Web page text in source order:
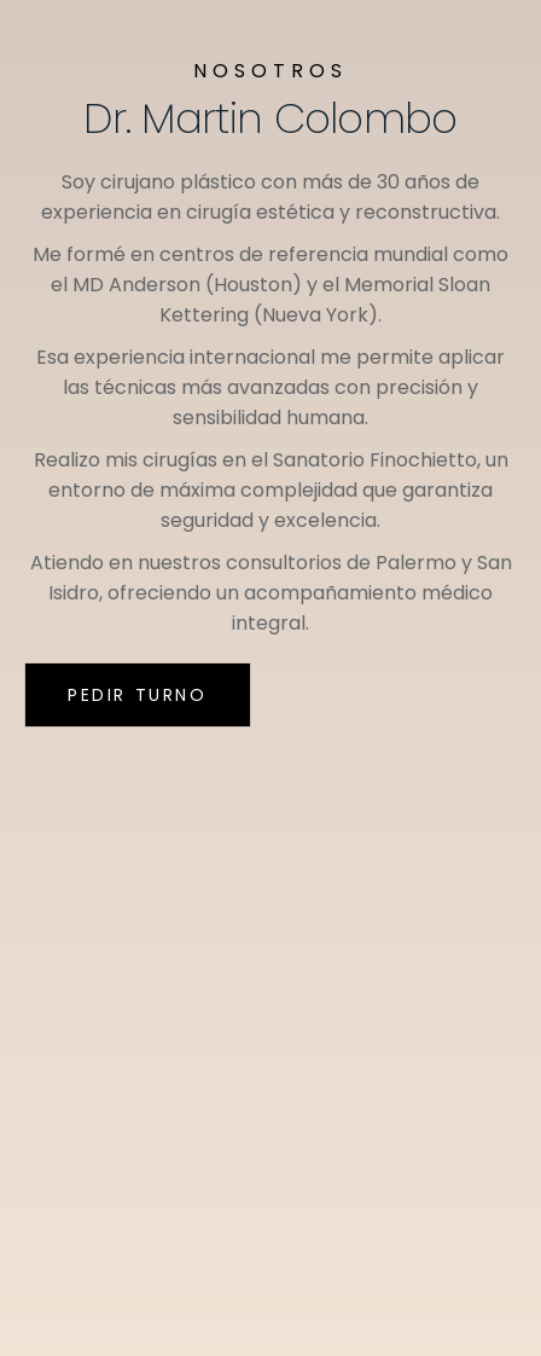
NOSOTROS
Dr. Martin Colombo
Soy cirujano plástico con más de 30 años de
experiencia en cirugía estética y reconstructiva.
Me formé en centros de referencia mundial como
el MD Anderson (Houston) y el Memorial Sloan
Kettering (Nueva York).
Esa experiencia internacional me permite aplicar
las técnicas más avanzadas con precisión y
sensibilidad humana.
Realizo mis cirugías en el Sanatorio Finochietto, un
entorno de máxima complejidad que garantiza
seguridad y excelencia.
Atiendo en nuestros consultorios de Palermo ySan
Isidro, ofreciendo un acompañamiento médico
integral.
PEDIR TURNO